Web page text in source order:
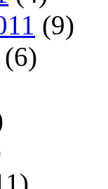
(9)
(6)